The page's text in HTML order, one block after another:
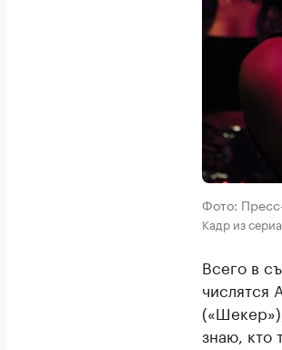
Фото:
Кадр из
Всего в
числятся
знаю, кто